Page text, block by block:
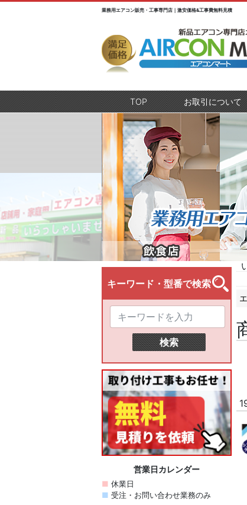
業務用エアコン販売・工事専門店｜激安価格&工事費無料見積
TOP(current) お取引について